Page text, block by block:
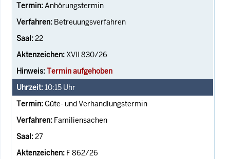
Anhörungstermin
Betreuungsverfahren
22
XVII 830/26
Termin aufgehoben
10:15 Uhr
Güte- und Verhandlungstermin
Familiensachen
27
F 862/26